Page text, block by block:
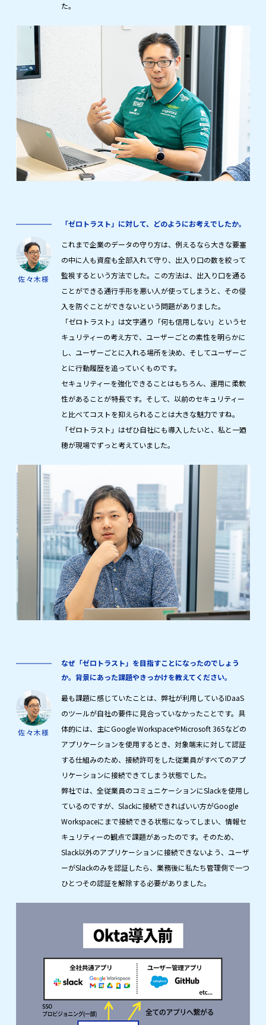
た。
「ゼロトラスト」に対して、どのようにお考えでしたか。
佐々木様
これまで企業のデータの守り方は、例えるなら大きな要塞
の中に人も資産も全部入れて守り、出入り口の数を絞って
監視するという方法でした。この方法は、出入り口を通る
ことができる通行手形を悪い人が使ってしまうと、その侵
入を防ぐことができないという問題がありました。
「ゼロトラスト」は文字通り「何も信用しない」というセ
キュリティーの考え方で、ユーザーごとの素性を明らかに
し、ユーザーごとに入れる場所を決め、そしてユーザーご
とに行動履歴を追っていくものです。
セキュリティーを強化できることはもちろん、運用に柔軟
性があることが特長です。そして、以前のセキュリティー
と比べてコストを抑えられることは大きな魅力ですね。
「ゼロトラスト」はぜひ自社にも導入したいと、私と一廼
穂が現場でずっと考えていました。
なぜ「ゼロトラスト」を目指すことになったのでしょう
か。背景にあった課題やきっかけを教えてください。
佐々木様
最も課題に感じていたことは、弊社が利用しているIDaaS
のツールが自社の要件に見合っていなかったことです。具
体的には、主にGoogle WorkspaceやMicrosoft 365などの
アプリケーションを使用するとき、対象端末に対して認証
する仕組みのため、接続許可をした従業員がすべてのアプ
リケーションに接続できてしまう状態でした。
弊社では、全従業員のコミュニケーションにSlackを使用し
ているのですが、Slackに接続できればいい方がGoogle
Workspaceにまで接続できる状態になってしまい、情報セ
キュリティーの観点で課題があったのです。そのため、
Slack以外のアプリケーションに接続できないよう、ユーザ
ーがSlackのみを認証したら、業務後に私たち管理側で一つ
ひとつその認証を解除する必要がありました。